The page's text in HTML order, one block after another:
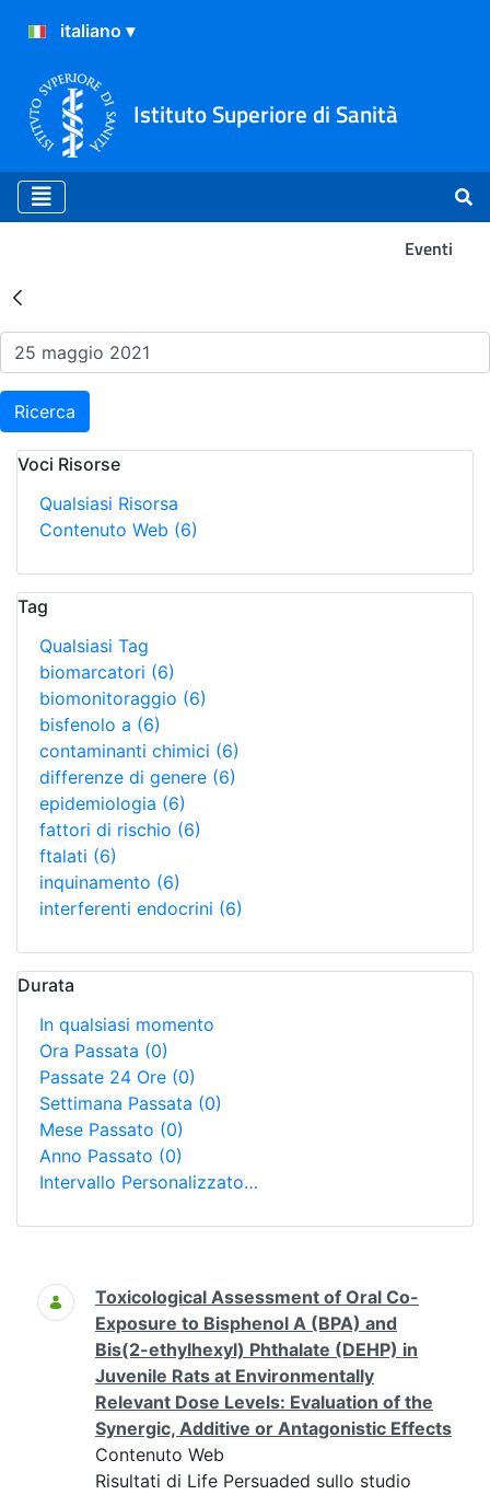
Istituto Superiore di Sanità
Eventi
Risultati della Ricerca -
Ricerca
Voci Risorse
Qualsiasi Risorsa
Contenuto Web (6)
Tag
Qualsiasi Tag
biomarcatori (6)
biomonitoraggio (6)
bisfenolo a (6)
contaminanti chimici (6)
differenze di genere (6)
epidemiologia (6)
fattori di rischio (6)
ftalati (6)
inquinamento (6)
interferenti endocrini (6)
Durata
In qualsiasi momento
Ora Passata (0)
Passate 24 Ore (0)
Settimana Passata (0)
Mese Passato (0)
Anno Passato (0)
Intervallo Personalizzato…
Ricerca
Toxicological Assessment of Oral Co-
Exposure to Bisphenol A (BPA) and
Bis(2-ethylhexyl) Phthalate (DEHP) in
Juvenile Rats at Environmentally
Relevant Dose Levels: Evaluation of the
Synergic, Additive or Antagonistic Effects
Contenuto Web
Risultati di Life Persuaded sullo studio